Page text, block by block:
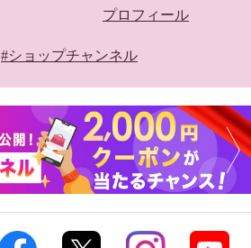
プロフィール
#ショップチャンネル